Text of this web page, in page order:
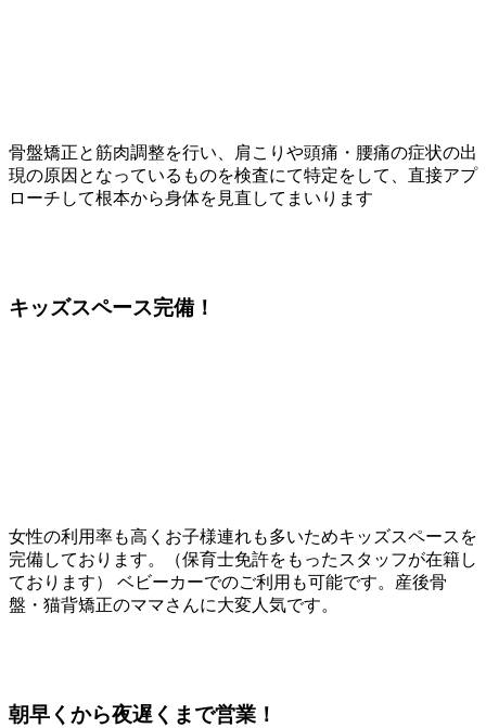
骨盤矯正と筋肉調整を行い、肩こりや頭痛・腰痛の症状の出
現の原因となっているものを検査にて特定をして、直接アプ
ローチして根本から身体を見直してまいります
キッズスペース完備！
女性の利用率も高くお子様連れも多いためキッズスペースを
完備しております。（保育士免許をもったスタッフが在籍し
ております） ベビーカーでのご利用も可能です。産後骨
盤・猫背矯正のママさんに大変人気です。
朝早くから夜遅くまで営業！